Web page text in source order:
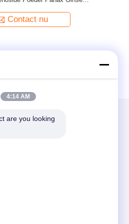
Contact nu
4:14 AM
are you looking